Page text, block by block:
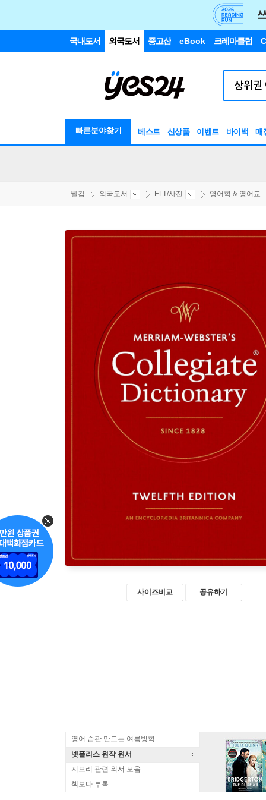
국내도서 외국도서 중고샵 eBook 크레마클럽
빠른분야찾기 베스트 신상품 이벤트 바이백 매
웰컴 외국도서 ELT/사전 영어학 & 영어교...
사이즈비교 공유하기
영어 습관 만드는 여름방학
넷플리스 원작 원서
지브리 관련 외서 모음
책보다 부록